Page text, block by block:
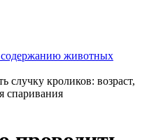
животных
случку кроликов: возраст,
спаривания